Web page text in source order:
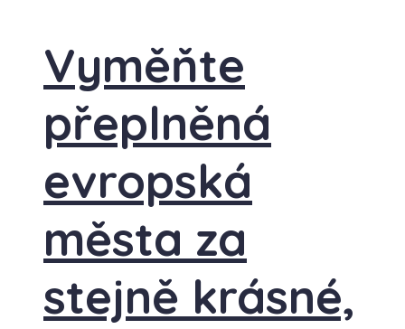
Vyměňte
přeplněná
evropská
města za
stejně krásné,